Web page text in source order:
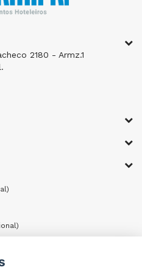
2180 - Armz.1
MENSAGEM